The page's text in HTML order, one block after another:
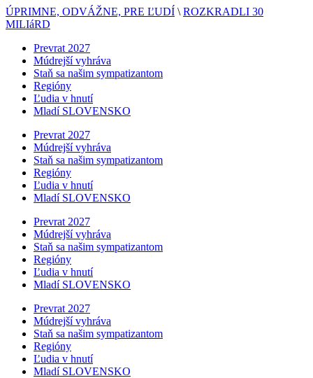
ÚPRIMNE, ODVÁŽNE, PRE ĽUDÍ \ ROZKRADLI 30
MILIáRD
Prevrat 2027
Múdrejší vyhráva
Staň sa našim sympatizantom
Regióny
Ľudia v hnutí
Mladí SLOVENSKO
Prevrat 2027
Múdrejší vyhráva
Staň sa našim sympatizantom
Regióny
Ľudia v hnutí
Mladí SLOVENSKO
Prevrat 2027
Múdrejší vyhráva
Staň sa našim sympatizantom
Regióny
Ľudia v hnutí
Mladí SLOVENSKO
Prevrat 2027
Múdrejší vyhráva
Staň sa našim sympatizantom
Regióny
Ľudia v hnutí
Mladí SLOVENSKO